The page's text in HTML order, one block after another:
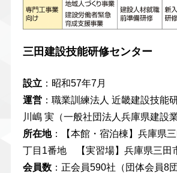
三田建設技能研修センター
設立 ：昭和57年7月
運営：職業訓練法人 近畿建設技
川嶋 実（一般社団法人兵庫県建設
所在地：【本館・宿泊棟】兵庫県
丁目1番地 【実習場】兵庫県三田
会員数：正会員590社（団体会員8